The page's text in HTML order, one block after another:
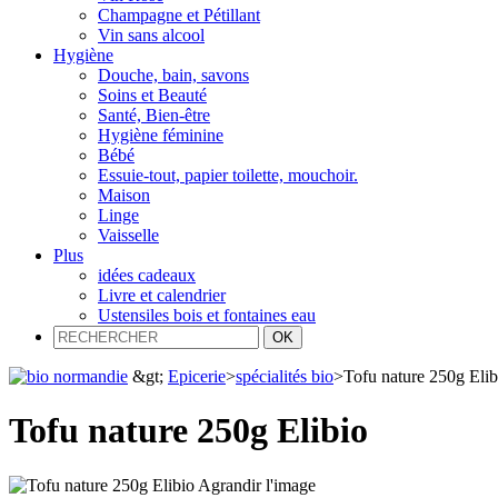
Champagne et Pétillant
Vin sans alcool
Hygiène
Douche, bain, savons
Soins et Beauté
Santé, Bien-être
Hygiène féminine
Bébé
Essuie-tout, papier toilette, mouchoir.
Maison
Linge
Vaisselle
Plus
idées cadeaux
Livre et calendrier
Ustensiles bois et fontaines eau
&gt; Epicerie>spécialités bio>Tofu nature 250g
Tofu nature 250g Elibio
Agrandir l'image